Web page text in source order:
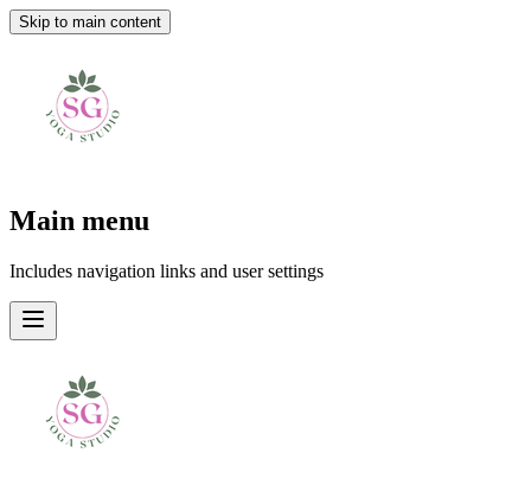
Skip to main content
Main menu
Includes navigation links and user settings